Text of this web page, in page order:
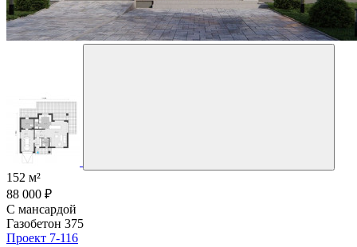
152 м²
88 000 ₽
С мансардой
Газобетон 375
Проект 7-116